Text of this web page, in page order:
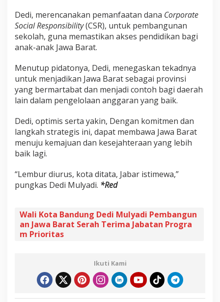
Dedi, merencanakan pemanfaatan dana Corporate
Social Responsibility(CSR), untuk pembangunan
sekolah, guna memastikan akses pendidikan bagi
anak-anak Jawa Barat.
Menutup pidatonya, Dedi, menegaskan tekadnya
untuk menjadikan Jawa Barat sebagai provinsi
yang bermartabat dan menjadi contoh bagi daerah
lain dalam pengelolaan anggaran yang baik.
Dedi, optimis serta yakin, Dengan komitmen dan
langkah strategis ini, dapat membawa Jawa Barat
menuju kemajuan dan kesejahteraan yang lebih
baik lagi.
“Lembur diurus, kota ditata, Jabar istimewa,”
pungkas Dedi Mulyadi. *Red
Wali Kota Bandung Dedi Mulyadi Pembangun
an Jawa Barat Serah Terima Jabatan Progra
m Prioritas
Ikuti Kami